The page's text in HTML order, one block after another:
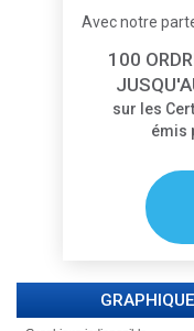
Avec notre
100
sur les
émis